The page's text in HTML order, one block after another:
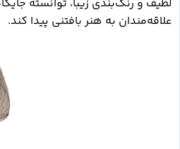
لطیف و رنگ‌بندی زیبا، توانسته
علاقه‌مندان به هنر بافتنی پیدا کند.